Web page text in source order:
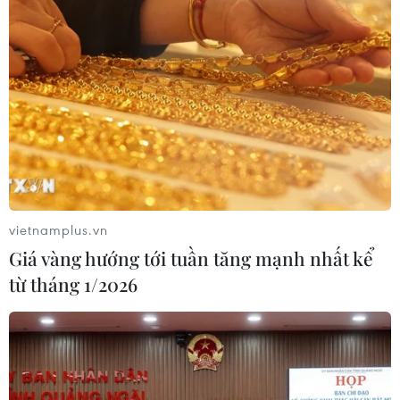
Hồng
04/08/2026 13:44
Xem thêm
CƠ QUAN CHỦ QUẢN: THÔNG TẤN XÃ VIỆT NAM
Tổng Biên tập: TRẦN TIẾN DUẨN
THỦY
Sở hữu trí tuệ
vietnamplus.vn
Giá vàng hướng tới tuần tăng mạnh nhất kể
từ tháng 1/2026